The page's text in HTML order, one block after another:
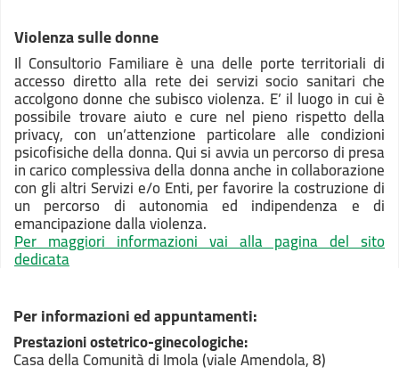
Violenza sulle donne
Il Consultorio Familiare è una delle porte territoriali di
accesso diretto alla rete dei servizi socio sanitari che
accolgono donne che subisco violenza. E’ il luogo in cui è
possibile trovare aiuto e cure nel pieno rispetto della
privacy, con un’attenzione particolare alle condizioni
psicofisiche della donna. Qui si avvia un percorso di presa
in carico complessiva della donna anche in collaborazione
con gli altri Servizi e/o Enti, per favorire la costruzione di
un percorso di autonomia ed indipendenza e di
emancipazione dalla violenza.
Per maggiori informazioni vai alla pagina del sito
dedicata
Per informazioni ed appuntamenti:
Prestazioniostetrico-ginecologiche:
Casa della Comunità di Imola (viale Amendola, 8)